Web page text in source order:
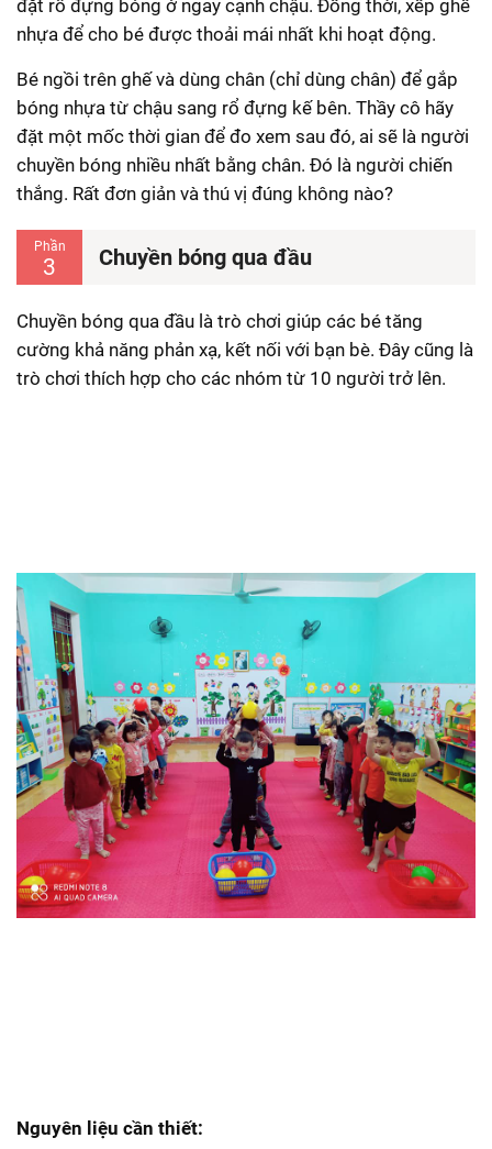
đặt rổ đựng bóng ở ngay cạnh chậu. Đồng thời, xếp ghế
nhựa để cho bé được thoải mái nhất khi hoạt động.
Bé ngồi trên ghế và dùng chân (chỉ dùng chân) để gắp
bóng nhựa từ chậu sang rổ đựng kế bên. Thầy cô hãy
đặt một mốc thời gian để đo xem sau đó, ai sẽ là người
chuyền bóng nhiều nhất bằng chân. Đó là người chiến
thắng. Rất đơn giản và thú vị đúng không nào?
Phần
3 Chuyền bóng qua đầu
Chuyền bóng qua đầu là trò chơi giúp các bé tăng
cường khả năng phản xạ, kết nối với bạn bè. Đây cũng là
trò chơi thích hợp cho các nhóm từ 10 người trở lên.
Nguyên liệu cần thiết: